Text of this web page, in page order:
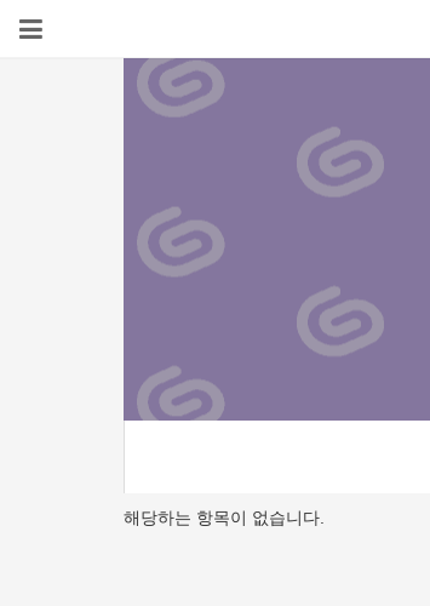
해당하는 항목이 없습니다.